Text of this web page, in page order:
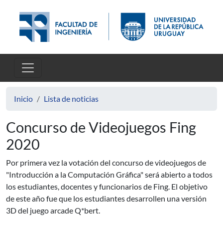
Inicio Lista de noticias
Concurso de Videojuegos Fing
2020
Por primera vez la votación del concurso de videojuegos de
"Introducción a la Computación Gráfica" será abierto a todos
los estudiantes, docentes y funcionarios de Fing. El objetivo
de este año fue que los estudiantes desarrollen una versión
3D del juego arcade Q*bert.